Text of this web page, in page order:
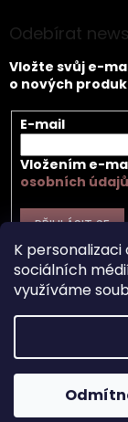
K
sociálních
využíváme
Odebírat
Vložte svůj e-
o nových
E-mail
Vložením e-
osobních údajů
PŘIHLÁSIT SE
Copyright